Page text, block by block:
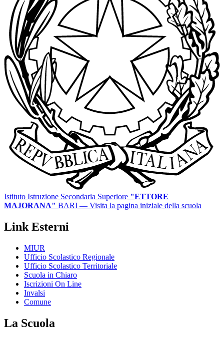
Istituto Istruzione Secondaria Superiore "ETTORE
MAJORANA" BARI — Visita la pagina iniziale della scuola
Link Esterni
MIUR
Ufficio Scolastico Regionale
Ufficio Scolastico Territoriale
Scuola in Chiaro
Iscrizioni On Line
Invalsi
Comune
La Scuola